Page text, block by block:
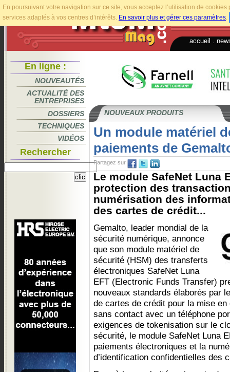
En poursuivant votre navigation sur ce site, vous acceptez l’utilisation de
services adaptés à vos centres d’intérêts. En savoir plus et gérer ces paramètres.
accueil
En ligne :
NOUVEAUTÉS
ACTUALITÉ DES
ENTREPRISES
DOSSIERS
TECHNIQUES
VIDÉOS
Rechercher
NOUVEAUX PRODUITS
Un module matériel
paiements de
Partagez sur
Le module SafeNet Luna
protection des
numérisation des
des cartes de crédit...
Gemalto, leader mondial de la
sécurité numérique, annonce
que son module matériel de
sécurité (HSM) des transferts
électroniques SafeNet Luna
EFT (Electronic Funds Transfer)
nouveaux standards élaborés par
de cartes de crédit pour la mise
sans contact avec un téléphone
exigences de tokenisation sur le
sécurité, le module SafeNet Luna
paiements électroniques et la
d’identification confidentielles des